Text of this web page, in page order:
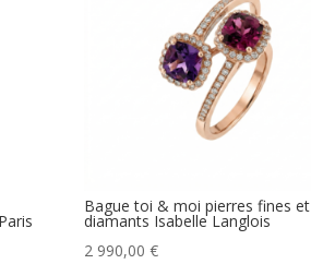
Bague toi & moi pierres fines et
diamants Isabelle Langlois
2 990,00 €